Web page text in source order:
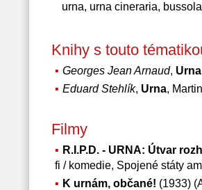
urna, urna cineraria,
Knihy s touto
Georges Jean Arnaud,
Eduard Stehlík, Urna,
Filmy
R.I.P.D. - URNA: Útvar
fi / komedie, Spojené státy
K urnám, občané! (1933)